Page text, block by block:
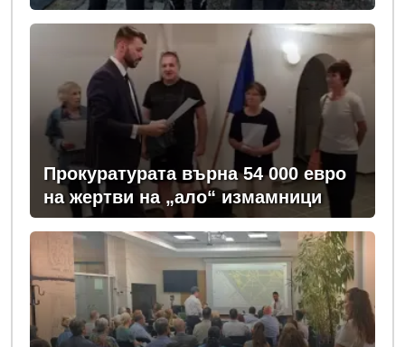
задържан у нас
Прокуратурата върна 54 000 евро
на жертви на „ало“ измамници